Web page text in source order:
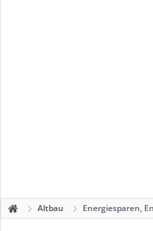
Altbau Energiesparen,